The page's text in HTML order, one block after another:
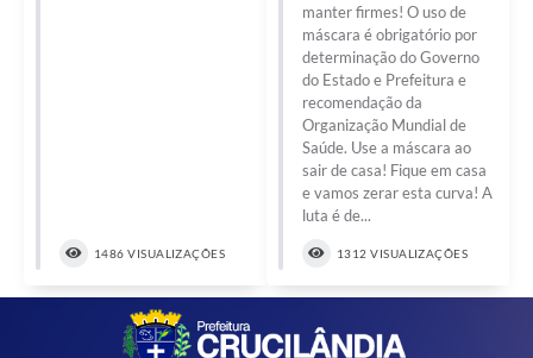
1486 VISUALIZAÇÕES
manter firmes! O uso de
máscara é obrigatório por
determinação do Governo
do Estado e Prefeitura e
recomendação da
Organização Mundial de
Saúde. Use a máscara ao
sair de casa! Fique em casa
e vamos zerar esta curva! A
luta é de...
1312 VISUALIZAÇÕES